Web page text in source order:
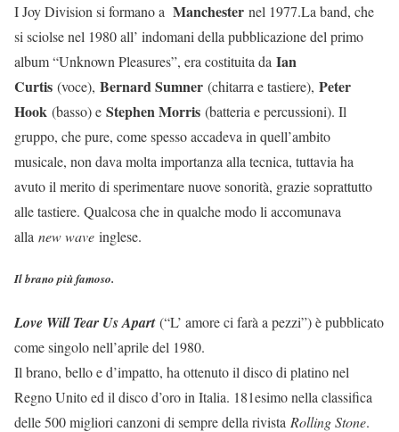
I Joy Division si formano a Manchester nel 1977.La band, che
si sciolse nel 1980 all’ indomani della pubblicazione del primo
album “Unknown Pleasures”, era costituita da Ian
Curtis (voce), Bernard Sumner (chitarra e tastiere), Peter
Hook (basso) e Stephen Morris (batteria e percussioni). Il
gruppo, che pure, come spesso accadeva in quell’ambito
musicale, non dava molta importanza alla tecnica, tuttavia ha
avuto il merito di sperimentare nuove sonorità, grazie soprattutto
alle tastiere. Qualcosa che in qualche modo li accomunava
alla new wave inglese.
Il brano più famoso.
Love Will Tear Us Apart(“L’ amore ci farà a pezzi”) è pubblicato
come singolo nell’aprile del 1980.
Il brano, bello e d’impatto, ha ottenuto il disco di platino nel
Regno Unito ed il disco d’oro in Italia. 181esimo nella classifica
delle 500 migliori canzoni di sempre della rivista Rolling Stone.